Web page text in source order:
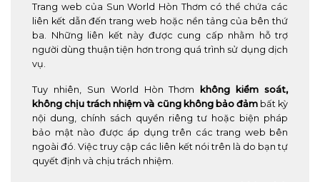
Trang web của Sun World Hòn Thơm có thể chứa các
liên kết dẫn đến trang web hoặc nền tảng của bên thứ
ba. Những liên kết này được cung cấp nhằm hỗ trợ
người dùng thuận tiện hơn trong quá trình sử dụng dịch
vụ.
Tuy nhiên, Sun World Hòn Thơm không kiểm soát,
không chịu trách nhiệm và cũng không bảo đảmbất kỳ
nội dung, chính sách quyền riêng tư hoặc biện pháp
bảo mật nào được áp dụng trên các trang web bên
ngoài đó. Việc truy cập các liên kết nói trên là do bạn tự
quyết định và chịu trách nhiệm.